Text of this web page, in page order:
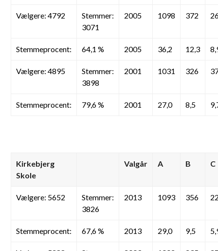
Vælgere: 4792
Stemmer:
3071
2005 1098 372
Stemmeprocent: 64,1 % 2005 36,2 12,3
Vælgere: 4895
Stemmer:
3898
2001 1031 326
Stemmeprocent: 79,6 % 2001 27,0 8,5
Kirkebjerg
Skole
Valgår A B C
Vælgere: 5652
Stemmer:
3826
2013 1093 356
Stemmeprocent: 67,6 % 2013 29,0 9,5